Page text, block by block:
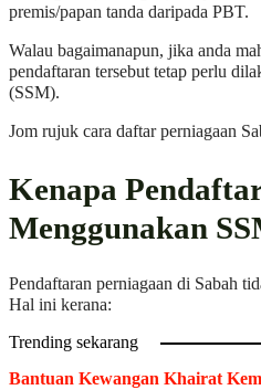
premis/papan tanda daripada PBT.
Walau bagaimanapun, jika anda
pendaftaran tersebut tetap perlu
(SSM).
Jom rujuk cara daftar perniagaan
Kenapa
Menggunakan
Pendaftaran perniagaan di Sabah
Hal ini kerana:
Trending sekarang
Bantuan Kewangan Khairat